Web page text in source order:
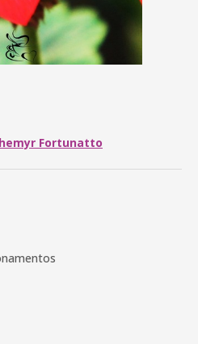
Fortunatto